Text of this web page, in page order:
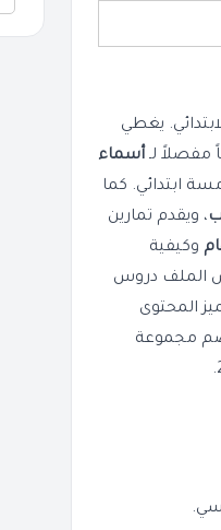
يغطي
لـ أسماء
ابتدائي. كما
، ويقدم تمارين
وكيفية
الملف دروس
المحتوى
مجموعة